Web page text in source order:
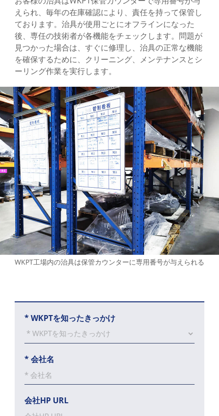
えられ、毎年の在庫確認により、責任を持って保管し
ております。治具が使用ごとにオフラインになった
後、専任の技術者が各機能をチェックします。問題が
見つかった場合は、すぐに修理し、治具の正常な機能
を確保するために、クリーニング、メンテナンスとシ
ーリング作業を実行します。
WKPT工場内の治具は保管カウンターに専用番号が与えられる
*WKPTを知ったきっかけ
*会社名
会社HP URL